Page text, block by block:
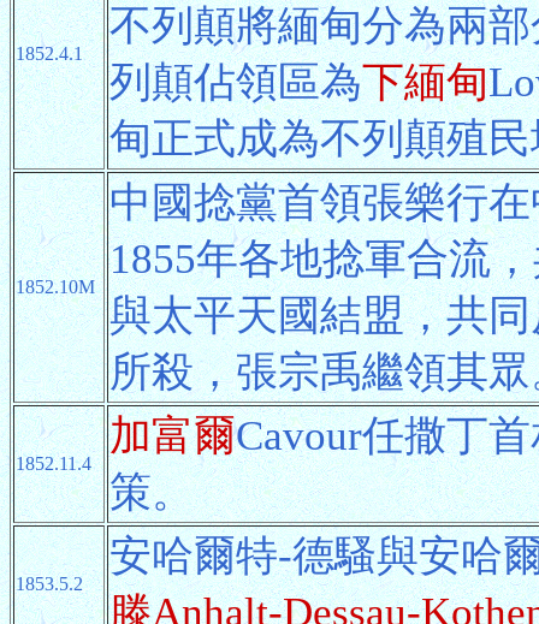
1852.4.1
不列顛將緬甸分為兩
列顛佔領區為下緬甸
甸正式成為不列顛殖
1852.10M
中國捻黨首領張樂行
1855年各地捻軍合流
與太平天國結盟，共
所殺，張宗禹繼領其
1852.11.4
加富爾Cavour任撒丁
策。
1853.5.2
安哈爾特-德騷與安哈
滕Anhalt-Dessau-